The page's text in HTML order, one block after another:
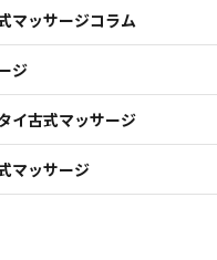
マッサージコラム
ジ
イ古式マッサージ
マッサージ